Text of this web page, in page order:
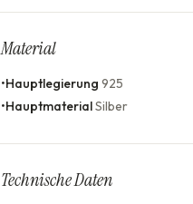
Material
•Hauptlegierung 925
•HauptmaterialSilber
Technische Daten